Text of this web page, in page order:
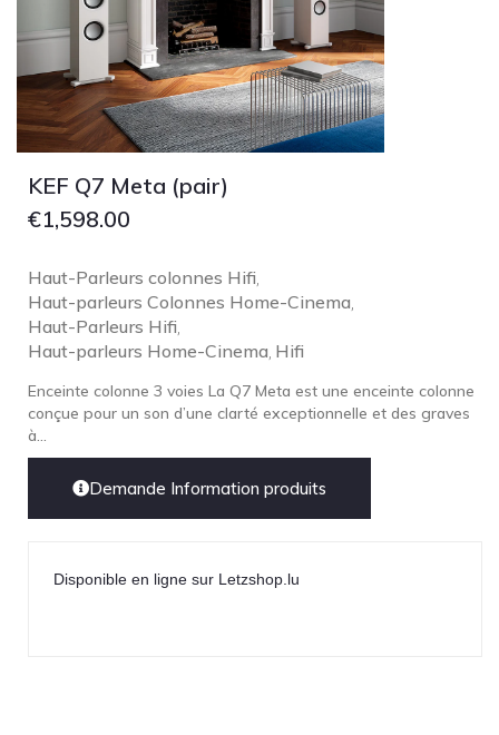
KEF Q7 Meta (pair)
€1,598.00
Haut-Parleurs colonnes Hifi
Haut-parleurs Colonnes Home-Cinema
Haut-Parleurs Hifi
Haut-parleurs Home-Cinema Hifi
Enceinte colonne 3 voies La Q7 Meta est une enceinte colonne
conçue pour un son d’une clarté exceptionnelle et des graves
à...
Demande Information produits
Disponible en ligne sur Letzshop.lu